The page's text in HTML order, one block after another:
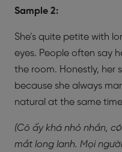
Sample 2:
She’s quite petite with
eyes. People often say
the room. Honestly, her
because she always
natural at the same
(Cô ấy khá nhỏ nhắn,
mắt long lanh. Mọi